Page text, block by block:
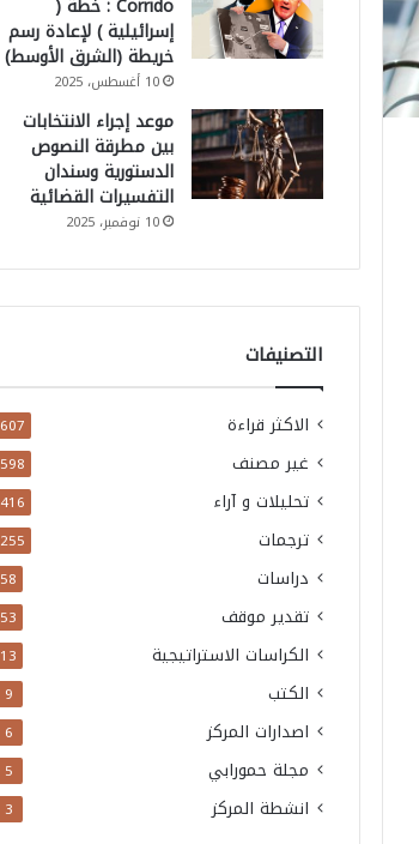
Corrido : خطة (
إسرائيلية ) لإعادة رسم
خريطة (الشرق الأوسط)
10 أغسطس، 2025
موعد إجراء الانتخابات
بين مطرقة النصوص
الدستورية وسندان
التفسيرات القضائية
10 نوفمبر، 2025
التصنيفات
الاكثر قراءة 607
غير مصنف 598
تحليلات و آراء 416
ترجمات 255
دراسات 58
تقدير موقف 53
الكراسات الاستراتيجية 13
الكتب 9
اصدارات المركز 6
مجلة حمورابي 5
انشطة المركز 3